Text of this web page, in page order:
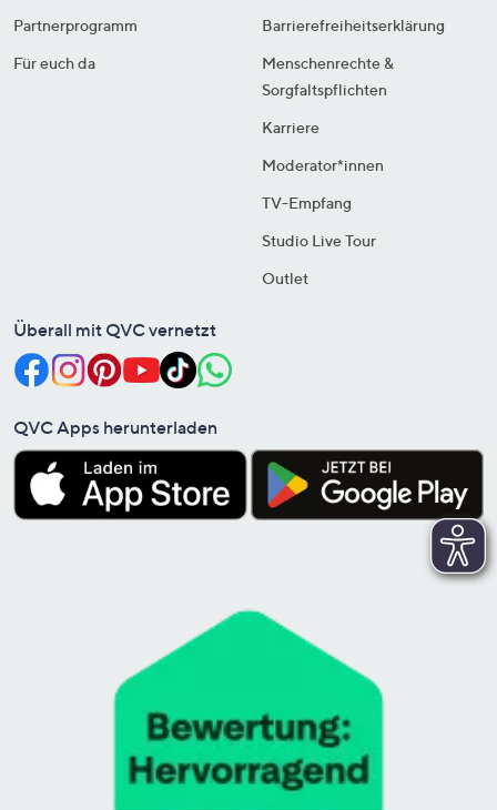
Partnerprogramm
Für euch da
Barrierefreiheitserklärung
Menschenrechte &
Sorgfaltspflichten
Karriere
Moderator*innen
TV-Empfang
Studio Live Tour
Outlet
Überall mit QVC vernetzt
QVC Apps herunterladen